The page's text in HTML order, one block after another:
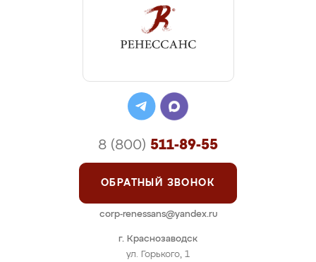
г. Краснозаводск
ул. Горького, 1
8 (800) 511-89-55
ОБРАТНЫЙ ЗВОНОК
corp-renessans@yandex.ru